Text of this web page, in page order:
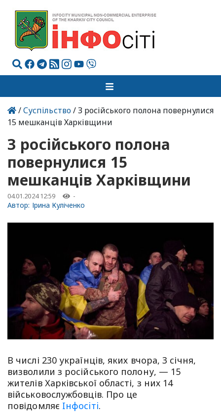
/Суспільство/ З російського полона повернулися
15 мешканців Харківщини
З російського полона
повернулися 15
мешканців Харківщини
04.01.2024 12:59 -
Автор: Ірина Куліченко
В числі 230 українців, яких вчора, 3 січня,
визволили з російського полону, — 15
жителів Харківської області, з них 14
військовослужбовців. Про це
повідомляє Iнфосiтi.